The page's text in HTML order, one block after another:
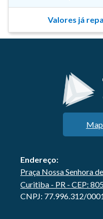
Valores já
Endereço:
Praça Nossa Senhora
Curitiba - PR - CEP:
CNPJ: 77.996.312/